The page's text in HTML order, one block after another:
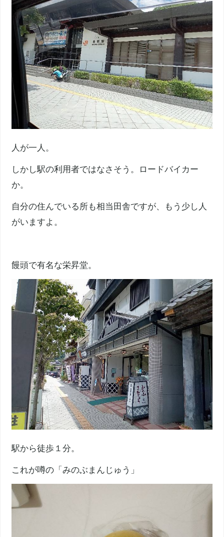
人が一人。
しかし駅の利用者ではなさそう。ロードバイカー
か。
自分の住んでいる所も相当田舎ですが、もう少し人
がいますよ。
饅頭で有名な栄昇堂。
駅から徒歩１分。
これが噂の「みのぶまんじゅう」